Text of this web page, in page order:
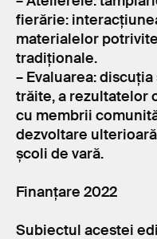
fierărie:
materialelor
tradiționale.
– Evaluarea:
trăite, a rezultatelor
cu membrii
dezvoltare
școli de vară.
Finanțare 2022
Subiectul acestei